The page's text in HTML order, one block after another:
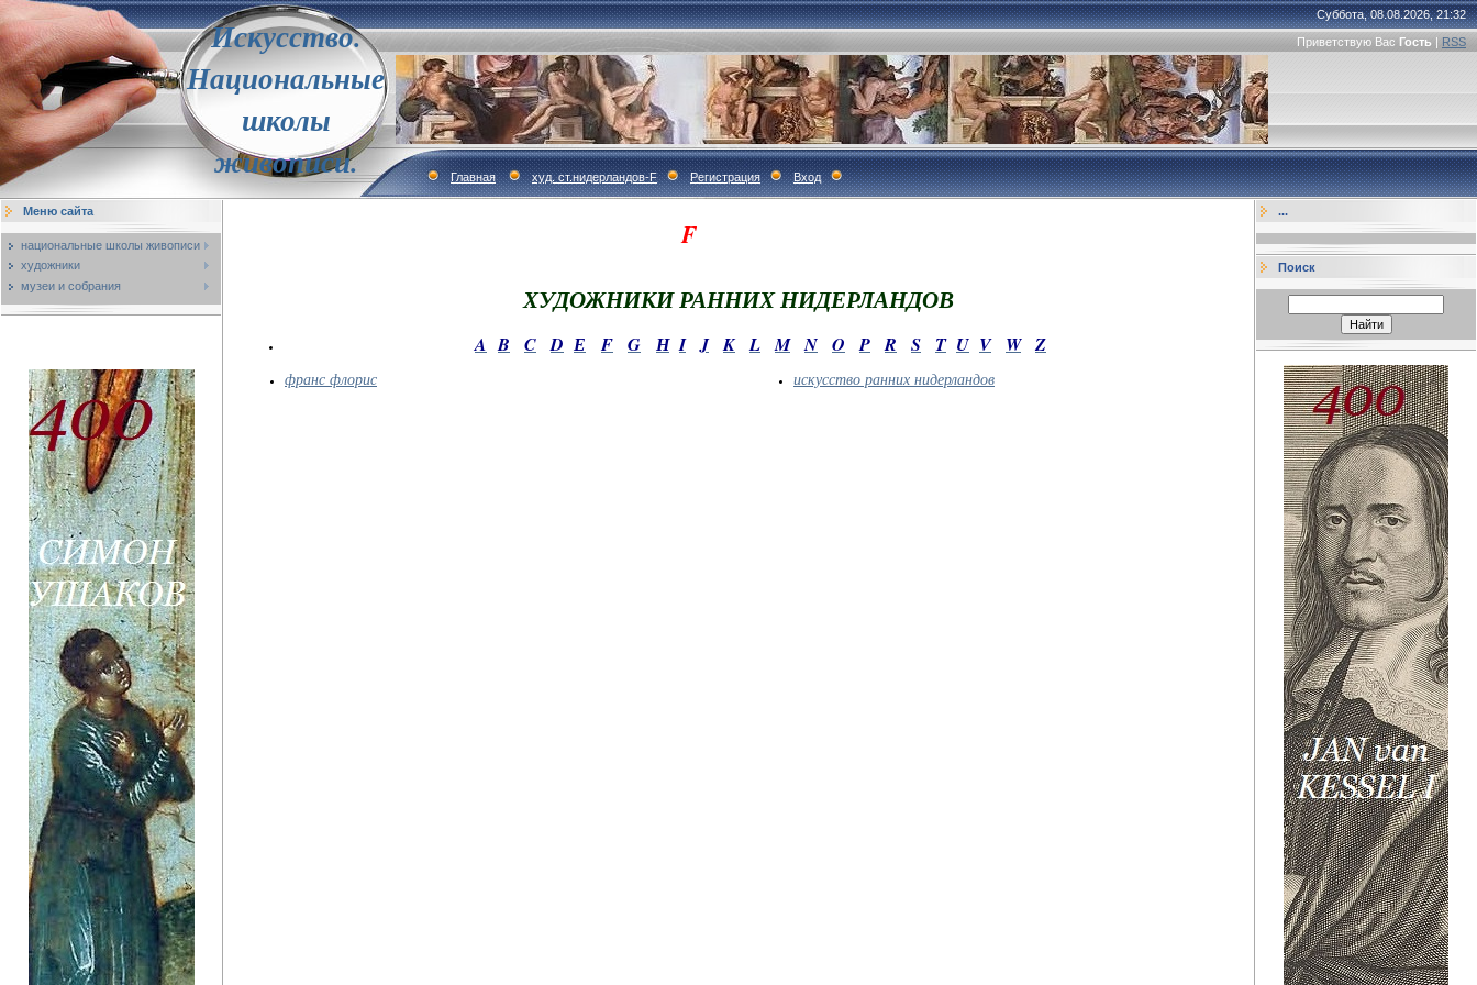
Искусство.
Национальные
школы
живописи.
Суббота, 08.08.2026, 21:32
Приветствую Вас Гость | RSS
Главная худ. ст.нидерландов-F Регистрация Вход
Меню сайта
национальные школы живописи
художники
музеи и собрания
F
ХУДОЖНИКИ РАННИХ НИДЕРЛАНДОВ
A B C D Е F G Н I J K L M N O P R S T U V W Z
франс флорис искусство ранних нидерландов
...
Поиск